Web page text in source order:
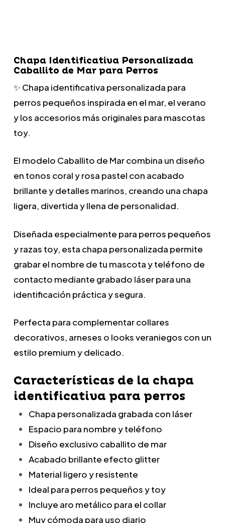
Chapa Identificativa Personalizada
Caballito de Mar para Perros
✨ Chapa identificativa personalizada para
perros pequeños inspirada en el mar, el verano
y los accesorios más originales para mascotas
toy.
El modelo Caballito de Mar combina un diseño
en tonos coral y rosa pastel con acabado
brillante y detalles marinos, creando una chapa
ligera, divertida y llena de personalidad.
Diseñada especialmente para perros pequeños
y razas toy, esta chapa personalizada permite
grabar el nombre de tu mascota y teléfono de
contacto mediante grabado láser para una
identificación práctica y segura.
Perfecta para complementar collares
decorativos, arneses o looks veraniegos con un
estilo premium y delicado.
Características de la chapa
identificativa para perros
Chapa personalizada grabada con láser
Espacio para nombre y teléfono
Diseño exclusivo caballito de mar
Acabado brillante efecto glitter
Material ligero y resistente
Ideal para perros pequeños y toy
Incluye aro metálico para el collar
Muy cómoda para uso diario